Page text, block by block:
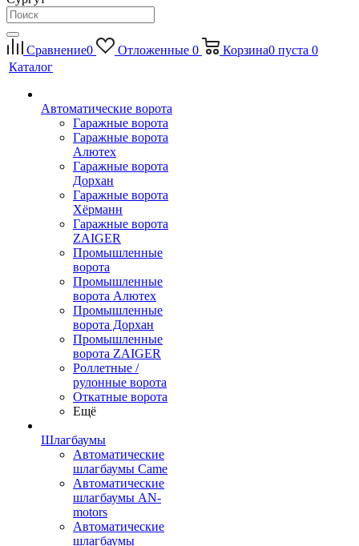
Сравнение0 Отложенные 0 Корзина0 пуста 0
Каталог
Автоматические ворота
Гаражные ворота
Гаражные ворота
Алютех
Гаражные ворота
Дорхан
Гаражные ворота
Хёрманн
Гаражные ворота
ZAIGER
Промышленные
ворота
Промышленные
ворота Алютех
Промышленные
ворота Дорхан
Промышленные
ворота ZAIGER
Роллетные /
рулонные ворота
Откатные ворота
Ещё
Шлагбаумы
Автоматические
шлагбаумы Came
Автоматические
шлагбаумы AN-
motors
Автоматические
шлагбаумы